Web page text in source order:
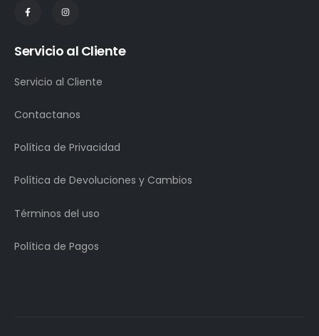
Servicio al Cliente
Servicio al Cliente
Contactanos
Política de Privacidad
Política de Devoluciones y Cambios
Términos del uso
Política de Pagos